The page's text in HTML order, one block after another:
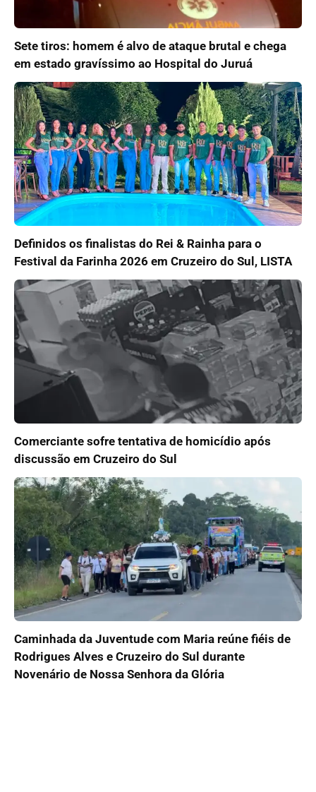
Sete tiros: homem é alvo de ataque brutal e chega
em estado gravíssimo ao Hospital do Juruá
Definidos os finalistas do Rei & Rainha para o
Festival da Farinha 2026 em Cruzeiro do Sul, LISTA
Comerciante sofre tentativa de homicídio após
discussão em Cruzeiro do Sul
Caminhada da Juventude com Maria reúne fiéis de
Rodrigues Alves e Cruzeiro do Sul durante
Novenário de Nossa Senhora da Glória